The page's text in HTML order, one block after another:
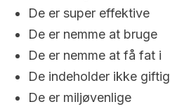
De er super effektive
De er nemme at bruge
De er nemme at få fat i
De indeholder ikke
De er miljøvenlige